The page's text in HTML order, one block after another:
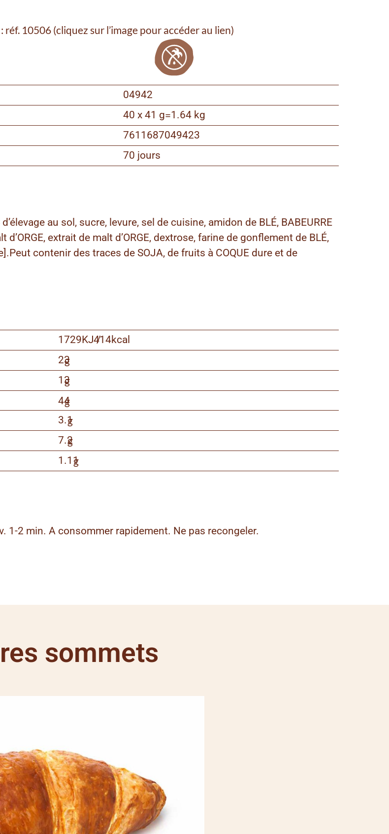
10506 (cliquez sur l’image pour accéder au lien)
04942
40 x 41 g=1.64 kg
7611687049423
70 jours
au sol, sucre, levure, sel de cuisine, amidon de BLÉ, BABEURRE
extrait de malt d’ORGE, dextrose, farine de gonflement de BLÉ,
contenir des traces de SOJA, de fruits à COQUE dure et de
1729KJ /414kcal
23
g
13
g
44
g
3.1
g
7.2
g
1.11
g
1-2 min. A consommer rapidement. Ne pas recongeler.
sommets